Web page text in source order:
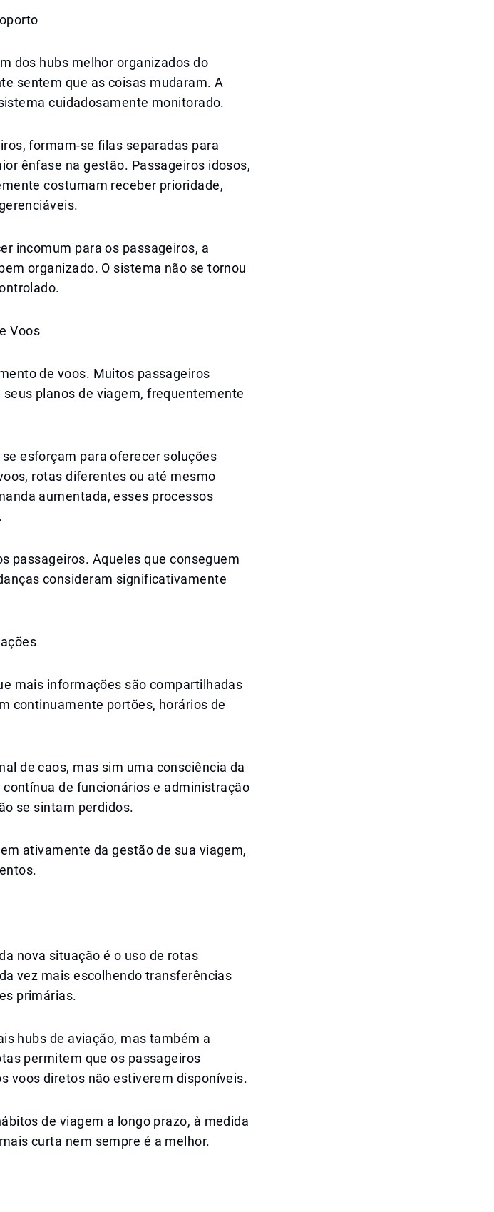
dos hubs melhor organizados do
sentem que as coisas mudaram. A
cuidadosamente monitorado.
formam-se filas separadas para
ênfase na gestão. Passageiros idosos,
costumam receber prioridade,
incomum para os passageiros, a
organizado. O sistema não se tornou
Voos
de voos. Muitos passageiros
planos de viagem, frequentemente
esforçam para oferecer soluções
rotas diferentes ou até mesmo
aumentada, esses processos
passageiros. Aqueles que conseguem
consideram significativamente
mais informações são compartilhadas
continuamente portões, horários de
de caos, mas sim uma consciência da
de funcionários e administração
se sintam perdidos.
ativamente da gestão de sua viagem,
nova situação é o uso de rotas
vez mais escolhendo transferências
primárias.
hubs de aviação, mas também a
permitem que os passageiros
voos diretos não estiverem disponíveis.
de viagem a longo prazo, à medida
curta nem sempre é a melhor.